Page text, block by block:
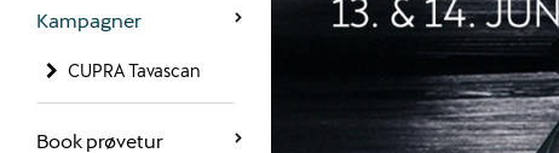
Kampagner
CUPRA Tavascan
Book prøvetur